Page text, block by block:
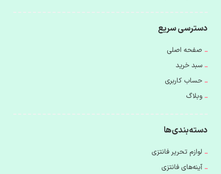
دسترسی سریع
صفحه اصلی
سبد خرید
حساب کاربری
وبلاگ
دسته‌بندی‌ها
لوازم تحریر فانتزی
آینه‌های فانتزی